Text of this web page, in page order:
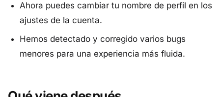
Ahora puedes cambiar tu nombre de perfil en los
ajustes de la cuenta.
Hemos detectado y corregido varios bugs
menores para una experiencia más fluida.